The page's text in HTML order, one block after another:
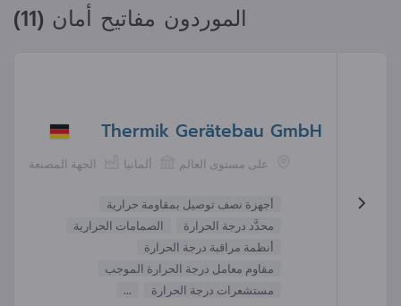
الموردون مفاتيح أمان (11)
Thermik Gerätebau GmbH
الجهة المصنعة ألمانيا على مستوى العالم
أجهزة نصف توصيل بمقاومة حرارية
محدَّد درجة الحرارة
الصمامات الحرارية
أنظمة مراقبة درجة الحرارة
مقاوم معامل درجة الحرارة الموجب
مستشعرات درجة الحرارة
...